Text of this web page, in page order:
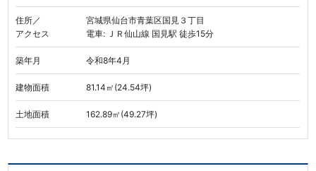
住所／
アクセス
宮城県仙台市青葉区国見３丁目
電車: ＪＲ仙山線 国見駅 徒歩15分
築年月 令和8年4月
建物面積 81.14㎡(24.54坪)
土地面積 162.89㎡(49.27坪)